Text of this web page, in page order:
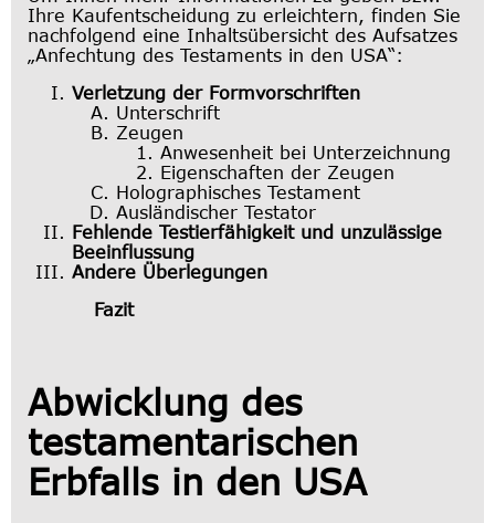
Ihre Kaufentscheidung zu erleichtern, finden Sie
nachfolgend eine Inhaltsübersicht des Aufsatzes
„Anfechtung des Testaments in den USA“:
Verletzung der Formvorschriften
Unterschrift
Zeugen
Anwesenheit bei Unterzeichnung
Eigenschaften der Zeugen
Holographisches Testament
Ausländischer Testator
Fehlende Testierfähigkeit und unzulässige
Beeinflussung
Andere Überlegungen
Fazit
Abwicklung des
testamentarischen
Erbfalls in den USA